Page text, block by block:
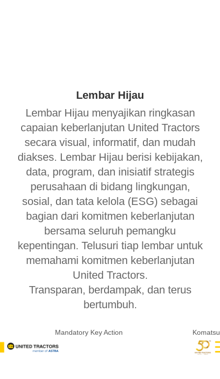
Lembar Hijau
Lembar Hijau menyajikan ringkasan
capaian keberlanjutan United Tractors
secara visual, informatif, dan mudah
diakses. Lembar Hijau berisi kebijakan,
data, program, dan inisiatif strategis
perusahaan di bidang lingkungan,
sosial, dan tata kelola (ESG) sebagai
bagian dari komitmen keberlanjutan
bersama seluruh pemangku
kepentingan. Telusuri tiap lembar untuk
memahami komitmen keberlanjutan
United Tractors.
Transparan, berdampak, dan terus
bertumbuh.
Mandatory Key Action